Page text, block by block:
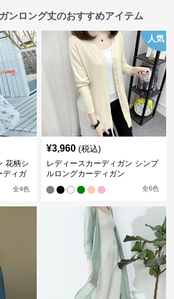
ンロング丈のおすすめアイテム
花柄シ
ディガ
全4色
人気
¥3,960 (税込)
レディースカーディガン シンプ
ルロングカーディガン
全6色